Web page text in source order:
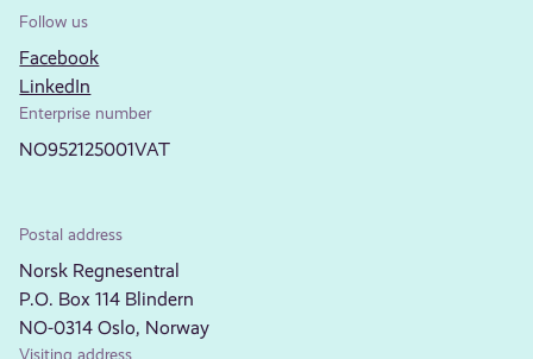
Follow us
Facebook
LinkedIn
Enterprise number
NO952125001VAT
Postal address
Norsk Regnesentral
P.O. Box 114 Blindern
NO-0314 Oslo, Norway
Visiting address